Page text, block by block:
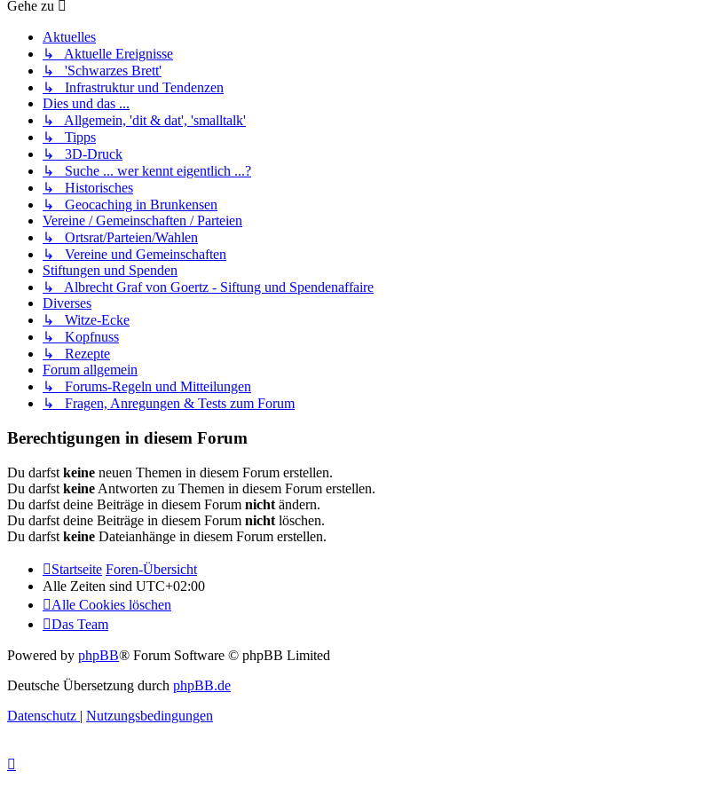
Gehe zu
Aktuelles
↳ Aktuelle Ereignisse
↳ 'Schwarzes Brett'
↳ Infrastruktur und Tendenzen
Dies und das ...
↳ Allgemein, 'dit & dat', 'smalltalk'
↳ Tipps
↳ 3D-Druck
↳ Suche ... wer kennt eigentlich ...?
↳ Historisches
↳ Geocaching in Brunkensen
Vereine / Gemeinschaften / Parteien
↳ Ortsrat/Parteien/Wahlen
↳ Vereine und Gemeinschaften
Stiftungen und Spenden
↳ Albrecht Graf von Goertz - Siftung und Spendenaffaire
Diverses
↳ Witze-Ecke
↳ Kopfnuss
↳ Rezepte
Forum allgemein
↳ Forums-Regeln und Mitteilungen
↳ Fragen, Anregungen & Tests zum Forum
Berechtigungen in diesem Forum
Du darfst keine neuen Themen in diesem Forum erstellen.
Du darfst keine Antworten zu Themen in diesem Forum erstellen.
Du darfst deine Beiträge in diesem Forum nicht ändern.
Du darfst deine Beiträge in diesem Forum nicht löschen.
Du darfst keine Dateianhänge in diesem Forum erstellen.
Startseite Foren-Übersicht
Alle Zeiten sind UTC+02:00
Alle Cookies löschen
Das Team
Powered by phpBB® Forum Software © phpBB Limited
Deutsche Übersetzung durch phpBB.de
Datenschutz | Nutzungsbedingungen